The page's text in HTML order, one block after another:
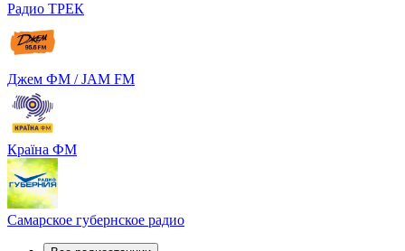
Радио ТРЕК
Джем ФМ / JAM FM
Країна ФМ
Самарское губернское радио